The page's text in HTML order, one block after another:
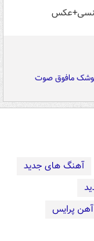
جنسی+عکس
مافوق صوت
آهنگ های جدید
پرایس